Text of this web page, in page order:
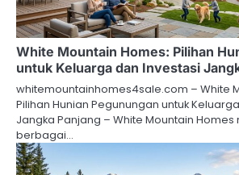
White Mountain Homes: Pilihan
untuk Keluarga dan Investasi
whitemountainhomes4sale.com – White
Pilihan Hunian Pegunungan untuk
Jangka Panjang – White Mountain
berbagai…